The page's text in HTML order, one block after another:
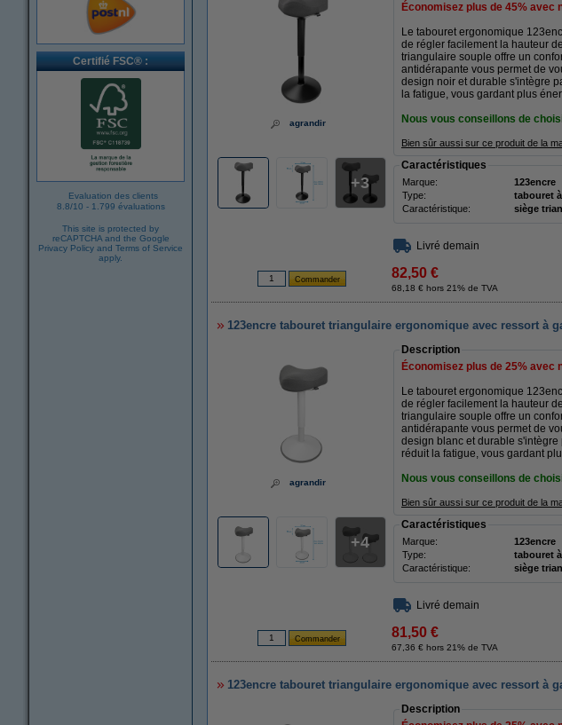
Certifié FSC® :
Evaluation des clients
8.8/10 - 1.799 évaluations
This site is protected by
reCAPTCHA and the Google
Privacy Policy and Terms of Service
apply.
agrandir
3
Économisez plus de 45% avec
Le tabouret ergonomique
de régler facilement la hauteur
triangulaire souple offre un
antidérapante vous permet de
design noir et durable s'intègre
la fatigue, vous gardant plus
Nous vous conseillons de
Bien sûr aussi sur ce produit de la
Caractéristiques
Marque: 123encre
Type:
tabouret
Caractéristique:
siège
Livré demain
82,50 €
68,18 € hors 21% de TVA
123encre tabouret triangulaire ergonomique avec ressort à
agrandir
4
Description
Économisez plus de 25% avec
Le tabouret ergonomique
de régler facilement la hauteur
triangulaire souple offre un
antidérapante vous permet de
design blanc et durable
réduit la fatigue, vous gardant
Nous vous conseillons de
Bien sûr aussi sur ce produit de la
Caractéristiques
Marque: 123encre
Type:
tabouret
Caractéristique:
siège
Livré demain
81,50 €
67,36 € hors 21% de TVA
123encre tabouret triangulaire ergonomique avec ressort à
Description